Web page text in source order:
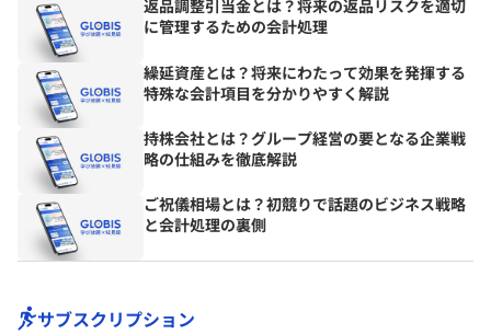
返品調整引当金とは？将来の返品リスクを適切
に管理するための会計処理
繰延資産とは？将来にわたって効果を発揮する
特殊な会計項目を分かりやすく解説
持株会社とは？グループ経営の要となる企業戦
略の仕組みを徹底解説
ご祝儀相場とは？初競りで話題のビジネス戦略
と会計処理の裏側
サブスクリプション